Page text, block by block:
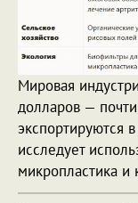
Мировая
долларов —
экспортируются
исследует
микропластика и